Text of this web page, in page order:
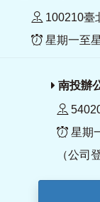
100210臺
星期一至
南投辦
星期
（公司